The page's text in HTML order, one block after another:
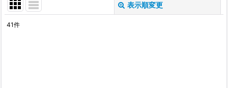
表示順変更
41件